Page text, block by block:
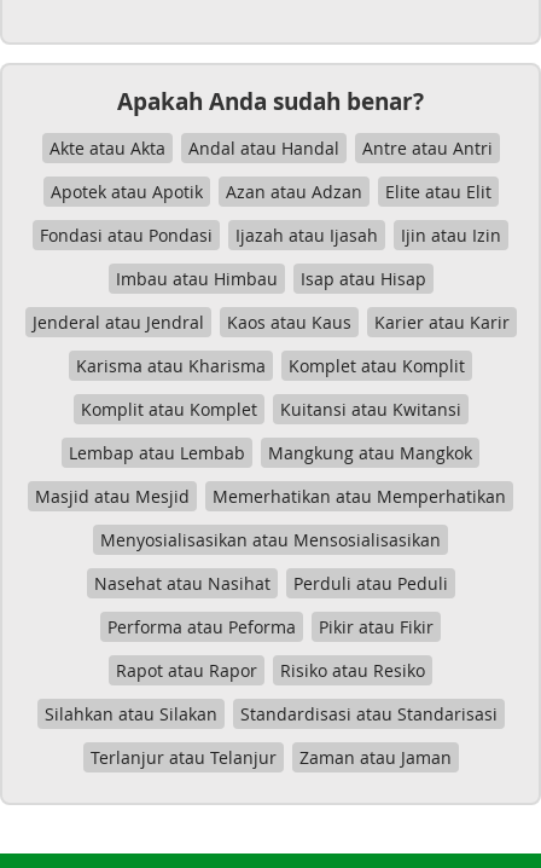
Apakah Anda sudah benar?
Akte atau Akta Andal atau Handal
Antre atau Antri
Apotek atau Apotik
Azan atau Adzan
Elite atau Elit
Fondasi atau Pondasi
Ijazah atau Ijasah
Ijin atau Izin
Imbau atau Himbau
Isap atau Hisap
Jenderal atau Jendral
Kaos atau Kaus
Karier atau Karir
Karisma atau Kharisma
Komplet atau Komplit
Komplit atau Komplet
Kuitansi atau Kwitansi
Lembap atau Lembab
Mangkung atau Mangkok
Masjid atau Mesjid
Memerhatikan atau Memperhatikan
Menyosialisasikan atau Mensosialisasikan
Nasehat atau Nasihat
Perduli atau Peduli
Performa atau Peforma
Pikir atau Fikir
Rapot atau Rapor
Risiko atau Resiko
Silahkan atau Silakan
Standardisasi atau Standarisasi
Terlanjur atau Telanjur
Zaman atau Jaman